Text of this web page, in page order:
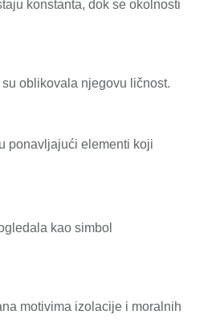
konstanta, dok se okolnosti
oblikovala njegovu ličnost.
ponavljajući elementi koji
kao simbol
motivima izolacije i moralnih